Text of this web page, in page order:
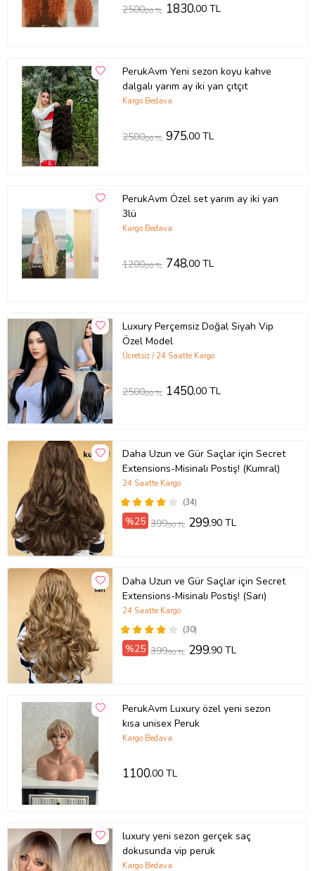
2500,00 TL 1830,00 TL
PerukAvm Yeni sezon koyu kahve
dalgalı yarım ay iki yan çıtçıt
Kargo Bedava
2500,00 TL 975,00 TL
PerukAvm Özel set yarım ay iki yan
3lü
Kargo Bedava
1200,00 TL 748,00 TL
Luxury Perçemsiz Doğal Siyah Vip
Özel Model
Ücretsiz / 24 Saatte Kargo
2500,00 TL 1450,00 TL
Daha Uzun ve Gür Saçlar için Secret
Extensions-Misinalı Postiş! (Kumral)
(34)
24 Saatte Kargo
%25 399,90 TL 299,90 TL
Daha Uzun ve Gür Saçlar için Secret
Extensions-Misinalı Postiş! (Sarı)
(30)
24 Saatte Kargo
%25 399,90 TL 299,90 TL
PerukAvm Luxury özel yeni sezon
kısa unisex Peruk
Kargo Bedava
1100,00 TL
luxury yeni sezon gerçek saç
dokusunda vip peruk
Kargo Bedava